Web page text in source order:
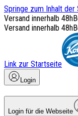
Springe zum Inhalt der
Versand innerhalb 48h
Versand innerhalb 48h
Link zur Startseite
Login
Login für die Webseite